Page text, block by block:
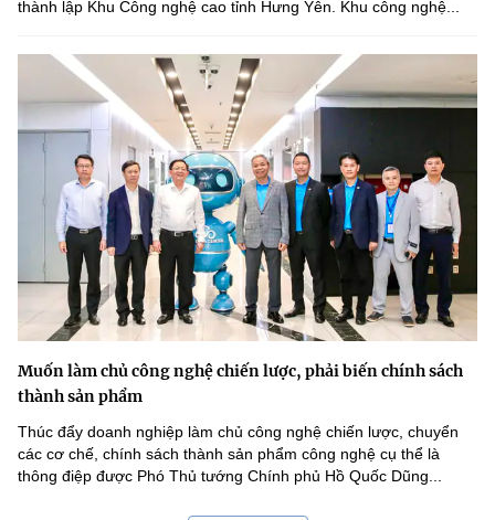
thành lập Khu Công nghệ cao tỉnh Hưng Yên. Khu công nghệ...
Muốn làm chủ công nghệ chiến lược, phải biến chính sách
thành sản phẩm
Thúc đẩy doanh nghiệp làm chủ công nghệ chiến lược, chuyển
các cơ chế, chính sách thành sản phẩm công nghệ cụ thể là
thông điệp được Phó Thủ tướng Chính phủ Hồ Quốc Dũng...